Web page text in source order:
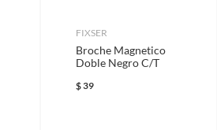
FIXSER
Broche Magnetico
Doble Negro C/T
$39